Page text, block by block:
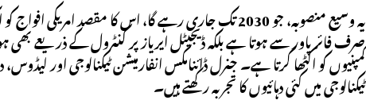
یہ وسیع منصوبہ، جو 2030 تک جاری رہے گا، اس کا مقصد
صرف فائر پاور سے ہوتا ہے بلکہ ڈیجیٹل ایریاز پر کنٹرول کے ذریعے بھی
کمپنیوں کو اکٹھا کرتا ہے۔ جنرل ڈائنامکس انفارمیشن ٹیکنالوجی اور
ٹیکنالوجی میں کئی دہائیوں کا تجربہ رکھتے ہیں۔